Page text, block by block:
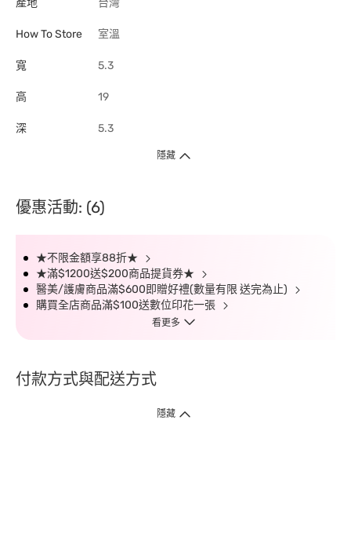
產地
台灣
How To Store 室溫
寬 5.3
高 19
深 5.3
隱藏
優惠活動: (6)
★不限金額享88折★
★滿$1200送$200商品提貨券★
醫美/護膚商品滿$600即贈好禮(數量有限 送完為止)
購買全店商品滿$100送數位印花一張
看更多
付款方式與配送方式
隱藏